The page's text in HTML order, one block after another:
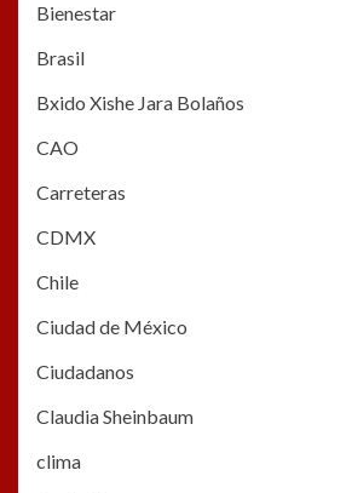
Bienestar
Brasil
Bxido Xishe Jara Bolaños
CAO
Carreteras
CDMX
Chile
Ciudad de México
Ciudadanos
Claudia Sheinbaum
clima